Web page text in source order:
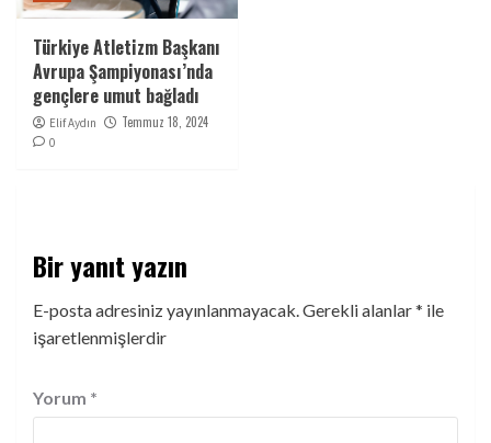
Türkiye Atletizm Başkanı
Avrupa Şampiyonası’nda
gençlere umut bağladı
Elif Aydın Temmuz 18, 2024
0
Bir yanıt yazın
E-posta adresiniz yayınlanmayacak.Gerekli alanlar* ile
işaretlenmişlerdir
Yorum *